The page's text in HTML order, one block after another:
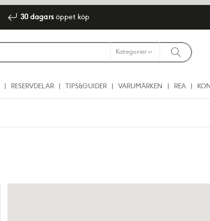
30 dagarsöppet köp
RESERVDELAR TIPS&GUIDER VARUMÄRKEN REA